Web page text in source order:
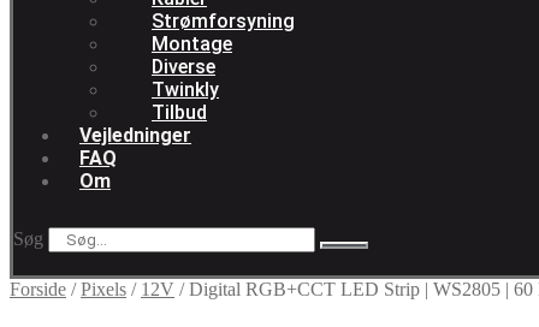
Strømforsyning
Montage
Diverse
Twinkly
Tilbud
Vejledninger
FAQ
Om
Søg
Forside /Pixels / 12V /Digital RGB+CCT LED Strip | WS2805 |